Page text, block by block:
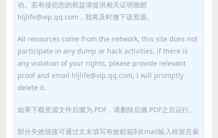
动。若有侵犯您的权益请提供相关证明致邮
hljlife@vip.qq.com，我将及时撤下该资源。
All resources come from the network, this site does not
participate in any dump or hack activities, if there is
any violation of your rights, please provide relevant
proof and email hljlife@vip.qq.com, I will promptly
delete it.
如果下载资源文件后缀为.PDF，请删除后缀.PDF之后运行。
部分失效链接可通过文末填写有效邮箱到Email输入框留言索